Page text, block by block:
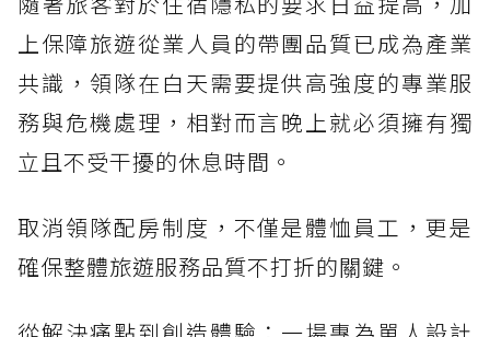
上保障旅遊從業人員的帶團品質已成為產業
共識，領隊在白天需要提供高強度的專業服
務與危機處理，相對而言晚上就必須擁有獨
立且不受干擾的休息時間。
取消領隊配房制度，不僅是體恤員工，更是
確保整體旅遊服務品質不打折的關鍵。